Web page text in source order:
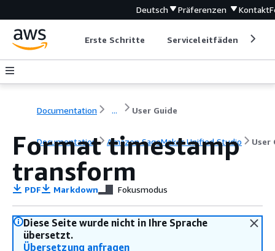
Deutsch Präferenzen Kontakt
Erste Schritte Serviceleitfäden
Documentation ... User Guide
Documentation Amazon SageMaker Unified Studio User
Format timestamp
transform
PDF Markdown Fokusmodus
Diese Seite wurde nicht in Ihre Sprache
übersetzt.
Übersetzung anfragen